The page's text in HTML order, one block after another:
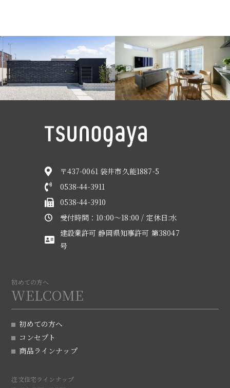
〒437-0061 袋井市久能1887-5
0538-44-3911
0538-44-3910
受付時間：10:00～18:00 / 定休日:水
建設業許可 静岡県知事許可 第38047
号
初めての方へ
WELCOME
初めての方へ
コンセプト
商品ラインナップ
注文住宅ラインナップ